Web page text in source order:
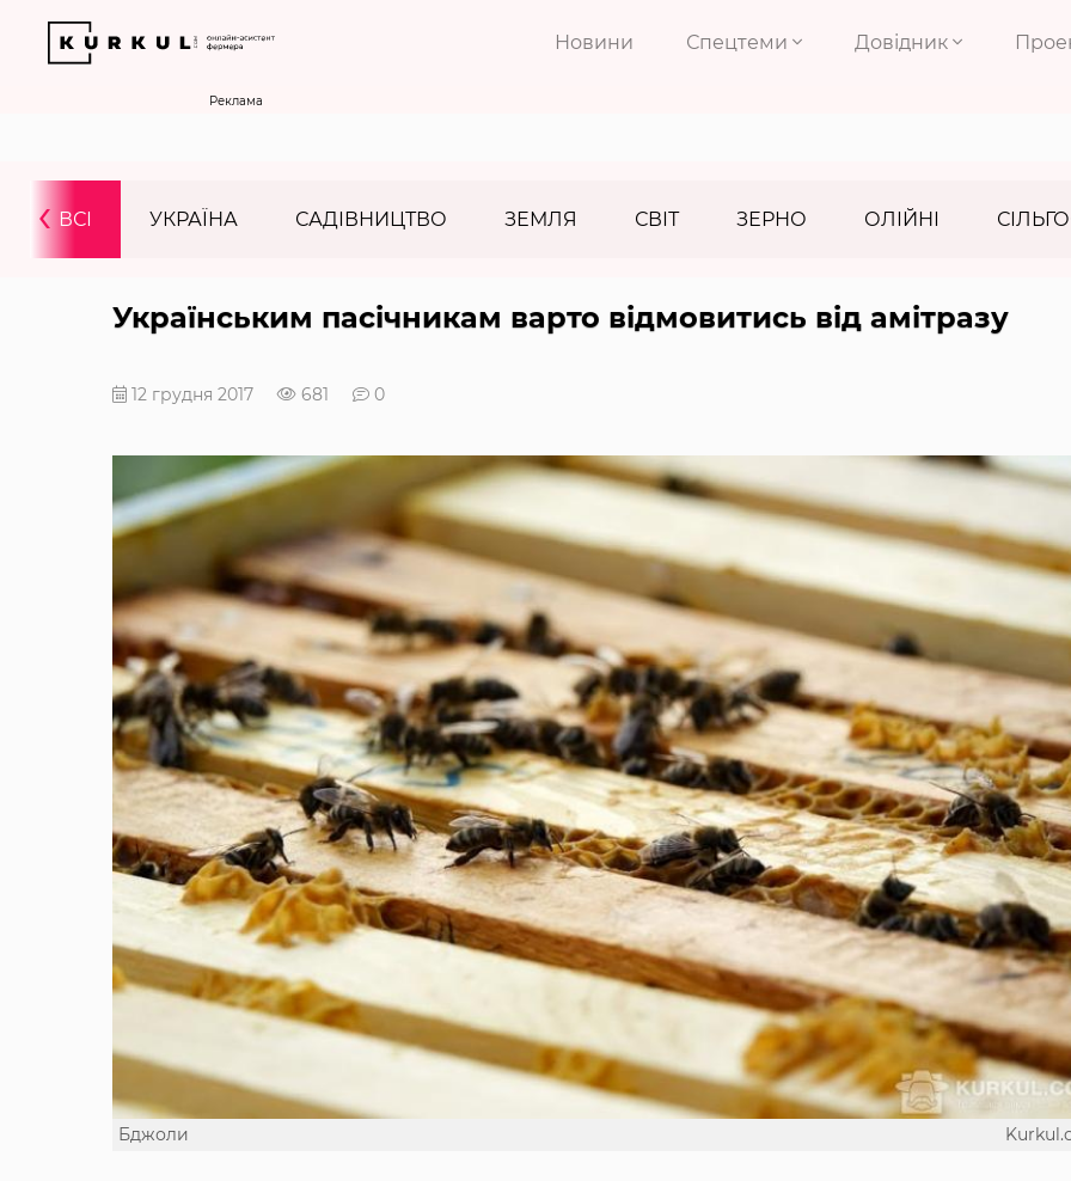
Новини Спецтеми Довідник
Реклама
ВСІ УКРАЇНА САДІВНИЦТВО ЗЕМЛЯ СВІТ ЗЕРНО ОЛІЙНІ
‹
Українським пасічникам варто відмовитись від амітразу
12 грудня 2017 681 0
Бджоли